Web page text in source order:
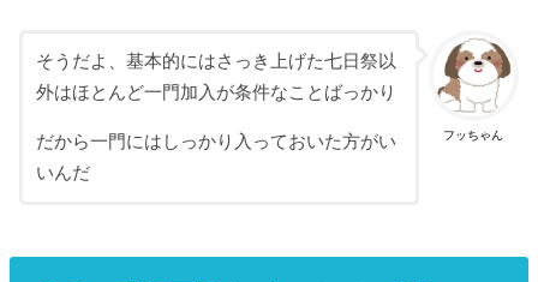
フッちゃん
そうだよ、基本的にはさっき上げた七日祭以
外はほとんど一門加入が条件なことばっかり
だから一門にはしっかり入っておいた方がい
いんだ